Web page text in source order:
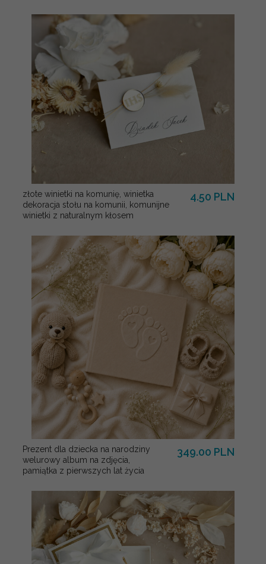
złote winietki na komunię, winietka
dekoracja stołu na komunii, komunijne
winietki z naturalnym kłosem
4.50 PLN
Prezent dla dziecka na narodziny
welurowy album na zdjęcia,
pamiątka z pierwszych lat życia
349.00 PLN